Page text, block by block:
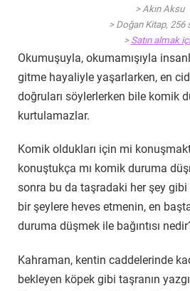
> Akın Aksu
> Doğan Kitap, 256
> Satın almak
Okumuşuyla, okumamışıyla
gitme hayaliyle yaşarlarken, en
doğruları söylerlerken bile komik
kurtulamazlar.
Komik oldukları için mi
konuştukça mı komik duruma
sonra bu da taşradaki her şey
bir şeylere heves etmenin, en
duruma düşmek ile bağıntısı
Kahraman, kentin caddelerinde
bekleyen köpek gibi taşranın